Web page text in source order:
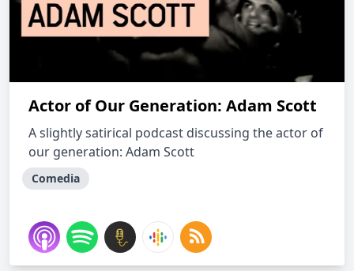
Actor of Our Generation: Adam Scott
A slightly satirical podcast discussing the actor of
our generation: Adam Scott
Comedia